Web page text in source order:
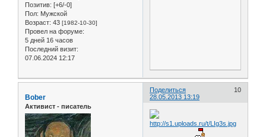
Позитив: [+6/-0]
Пол: Мужской
Возраст: 43 [1982-10-30]
Провел на форуме:
5 дней 16 часов
Последний визит:
07.06.2024 12:17
Поделиться
10
28.05.2013 13:19
Bober
Активист - писатель